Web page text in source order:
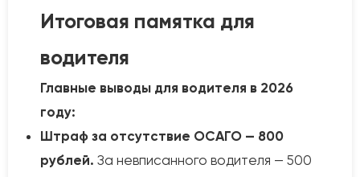
Итоговая памятка для
водителя
Главные выводы для водителя в 2026
году:
Штраф за отсутствие ОСАГО — 800
рублей. За невписанного водителя — 500